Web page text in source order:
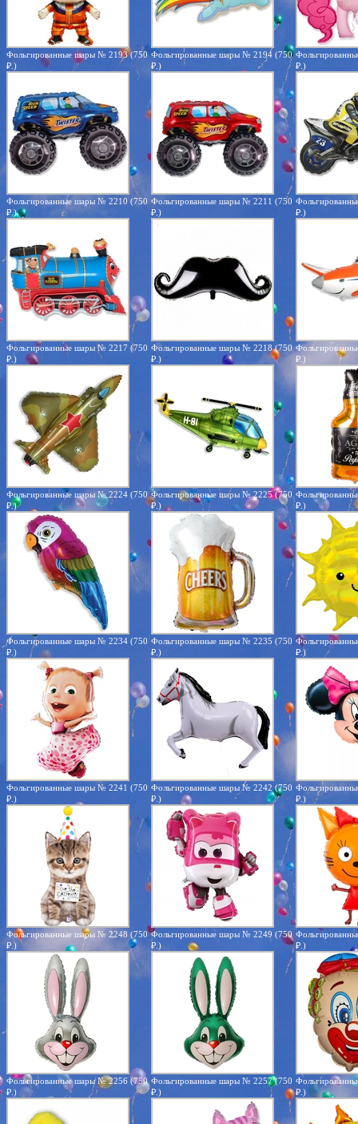
Фольгированные шары № 2193 (750
₽.)
Фольгированные шары № 2194 (750
₽.)
₽.)
Фольгированные шары № 2210 (750
₽.)
Фольгированные шары № 2211 (750
₽.)
₽.)
Фольгированные шары № 2217 (750
₽.)
Фольгированные шары № 2218 (750
₽.)
₽.)
Фольгированные шары № 2224 (750
₽.)
Фольгированные шары № 2225 (750
₽.)
₽.)
Фольгированные шары № 2234 (750
₽.)
Фольгированные шары № 2235 (750
₽.)
₽.)
Фольгированные шары № 2241 (750
₽.)
Фольгированные шары № 2242 (750
₽.)
₽.)
Фольгированные шары № 2248 (750
₽.)
Фольгированные шары № 2249 (750
₽.)
₽.)
Фольгированные шары № 2256 (750
₽.)
Фольгированные шары № 2257 (750
₽.)
₽.)